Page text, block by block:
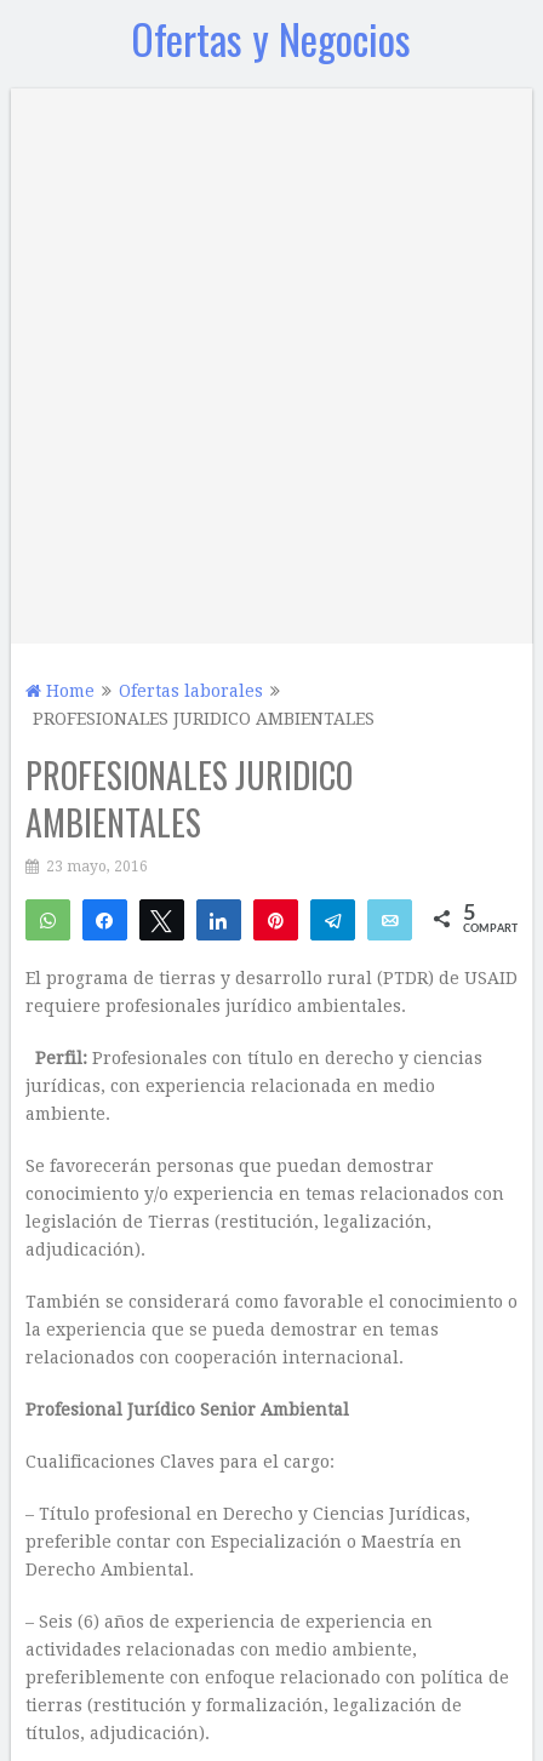
Ofertas y Negocios
Home
Ofertas laborales
PROFESIONALES JURIDICO AMBIENTALES
PROFESIONALES JURIDICO
AMBIENTALES
23 mayo, 2016
WhatsAppCompartirTwittear Compartir Telegram Email 5
COMPARTIR
El programa de tierras y desarrollo rural (PTDR) de USAID
requiere profesionales jurídico ambientales.
Perfil:Profesionales con título en derecho y ciencias
jurídicas, con experiencia relacionada en medio
ambiente.
Se favorecerán personas que puedan demostrar
conocimiento y/o experiencia en temas relacionados con
legislación de Tierras (restitución, legalización,
adjudicación).
También se considerará como favorable el conocimiento o
la experiencia que se pueda demostrar en temas
relacionados con cooperación internacional.
Profesional Jurídico Senior Ambiental
Cualificaciones Claves para el cargo:
– Título profesional en Derecho y Ciencias Jurídicas,
preferible contar con Especialización o Maestría en
Derecho Ambiental.
– Seis (6) años de experiencia de experiencia en
actividades relacionadas con medio ambiente,
preferiblemente con enfoque relacionado con política de
tierras (restitución y formalización, legalización de
títulos, adjudicación).